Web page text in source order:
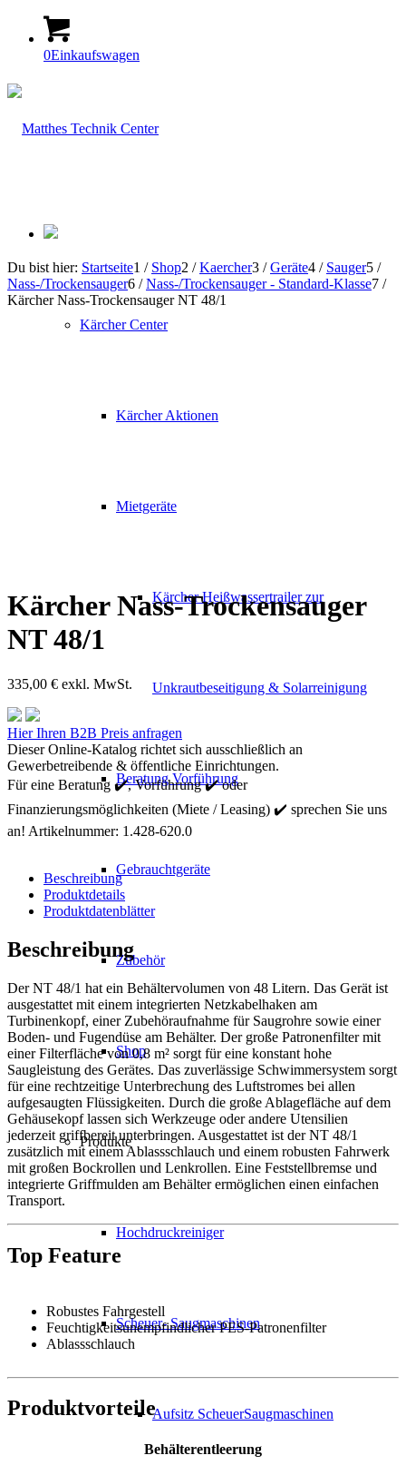
0Einkaufswagen
Kärcher Center
Kärcher Aktionen
Mietgeräte
Kärcher Heißwassertrailer zur
Unkrautbeseitigung & Solarreinigung
Beratung Vorführung
Gebrauchtgeräte
Zubehör
Shop
Produkte
Hochdruckreiniger
Scheuer- Saugmaschinen
Aufsitz ScheuerSaugmaschinen
Du bist hier: Startseite1 / Shop2 / Kaercher3 / Geräte4 / Sauger5 /
Nass-/Trockensauger6 / Nass-/Trockensauger - Standard-Klasse7 /
Kärcher Nass-Trockensauger NT 48/1
Kärcher Nass-Trockensauger
NT 48/1
335,00 € exkl. MwSt.
Kärcher
Nass-
Trockensauger
NT
Menge
Hier Ihren B2B Preis anfragen
Dieser Online-Katalog richtet sich ausschließlich an
Gewerbetreibende & öffentliche Einrichtungen.
Für eine Beratung ✔️, Vorführung ✔️ oder
Finanzierungsmöglichkeiten (Miete / Leasing) ✔️ sprechen Sie uns
an! Artikelnummer: 1.428-620.0
Beschreibung
Produktdetails
Produktdatenblätter
Beschreibung
Der NT 48/1 hat ein Behältervolumen von 48 Litern. Das Gerät ist
ausgestattet mit einem integrierten Netzkabelhaken am
Turbinenkopf, einer Zubehöraufnahme für Saugrohre sowie einer
Boden- und Fugendüse am Behälter. Der große Patronenfilter mit
einer Filterfläche von 0,8 m² sorgt für eine konstant hohe
Saugleistung des Gerätes. Das zuverlässige Schwimmersystem sorgt
für eine rechtzeitige Unterbrechung des Luftstromes bei allen
aufgesaugten Flüssigkeiten. Durch die große Ablagefläche auf dem
Gehäusekopf lassen sich Werkzeuge oder andere Utensilien
jederzeit griffbereit unterbringen. Ausgestattet ist der NT 48/1
zusätzlich mit einem Ablassschlauch und einem robusten Fahrwerk
mit großen Bockrollen und Lenkrollen. Eine Feststellbremse und
integrierte Griffmulden am Behälter ermöglichen einen einfachen
Transport.
Top Feature
Robustes Fahrgestell
Feuchtigkeitsunempfindlicher PES-Patronenfilter
Ablassschlauch
Produktvorteile
Behälterentleerung